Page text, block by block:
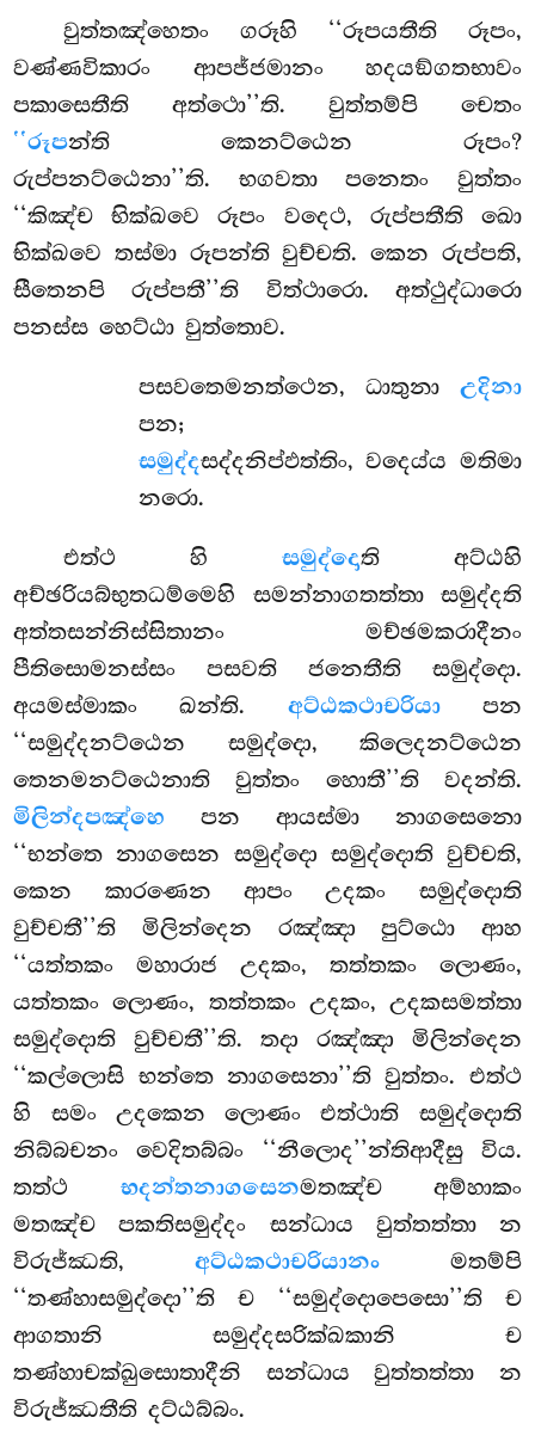
වුත්තඤ්හෙතං ගරූහි ‘‘රූපයතීති රූපං,
වණ්ණවිකාරං ආපජ්ජමානං හදයඞ්ගතභාවං
පකාසෙතීති අත්ථො’’ති. වුත්තම්පි චෙතං
‘‘රූපන්ති කෙනට්ඨෙන රූපං?
රුප්පනට්ඨෙනා’’ති. භගවතා පනෙතං වුත්තං
‘‘කිඤ්ච භික්ඛවෙ රූපං වදෙථ, රුප්පතීති ඛො
භික්ඛවෙ තස්මා රූපන්ති වුච්චති. කෙන රුප්පති,
සීතෙනපි රුප්පතී’’ති විත්ථාරො. අත්ථුද්ධාරො
පනස්ස හෙට්ඨා වුත්තොව.
පසවතෙමනත්ථෙන, ධාතුනා උදිනා
පන;
සමුද්දසද්දනිප්ඵත්තිං, වදෙය්ය මතිමා
නරො.
එත්ථ හි සමුද්දොති අට්ඨහි
අච්ඡරියබ්භුතධම්මෙහි සමන්නාගතත්තා සමුද්දති
අත්තසන්නිස්සිතානං මච්ඡමකරාදීනං
පීතිසොමනස්සං පසවති ජනෙතීති සමුද්දො.
අයමස්මාකං ඛන්ති. අට්ඨකථාචරියාපන
‘‘සමුද්දනට්ඨෙන සමුද්දො, කිලෙදනට්ඨෙන
තෙනමනට්ඨෙනාති වුත්තං හොතී’’ති වදන්ති.
මිලින්දපඤ්හෙ පන ආයස්මා නාගසෙනො
‘‘භන්තෙ නාගසෙන සමුද්දො සමුද්දොති වුච්චති,
කෙන කාරණෙන ආපං උදකං සමුද්දොති
වුච්චතී’’ති මිලින්දෙන රඤ්ඤා පුට්ඨො ආහ
‘‘යත්තකං මහාරාජ උදකං, තත්තකං ලොණං,
යත්තකං ලොණං, තත්තකං උදකං, උදකසමත්තා
සමුද්දොති වුච්චතී’’ති. තදා රඤ්ඤා මිලින්දෙන
‘‘කල්ලොසි භන්තෙ නාගසෙනා’’ති වුත්තං. එත්ථ
හි සමං උදකෙන ලොණං එත්ථාති සමුද්දොති
නිබ්බචනං වෙදිතබ්බං ‘‘නීලොද’’න්තිආදීසු විය.
තත්ථ භදන්තනාගසෙනමතඤ්ච අම්හාකං
මතඤ්ච පකතිසමුද්දං සන්ධාය වුත්තත්තා න
විරුජ්ඣති, අට්ඨකථාචරියානං මතම්පි
‘‘තණ්හාසමුද්දො’’ති ච ‘‘සමුද්දොපෙසො’’ති ච
ආගතානි සමුද්දසරික්ඛකානි ච
තණ්හාචක්ඛුසොතාදීනි සන්ධාය වුත්තත්තා න
විරුජ්ඣතීති දට්ඨබ්බං.